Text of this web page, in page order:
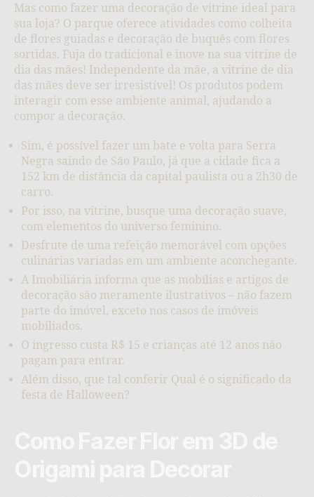
Mas como fazer uma decoração de vitrine ideal para
sua loja? O parque oferece atividades como colheita
de flores guiadas e decoração de buquês com flores
sortidas. Fuja do tradicional e inove na sua vitrine de
dia das mães! Independente da mãe, a vitrine de dia
das mães deve ser irresistível! Os produtos podem
interagir com esse ambiente animal, ajudando a
compor a decoração.
Sim, é possível fazer um bate e volta para Serra
Negra saindo de São Paulo, já que a cidade fica a
152 km de distância da capital paulista ou a 2h30 de
carro.
Por isso, na vitrine, busque uma decoração suave,
com elementos do universo feminino.
Desfrute de uma refeição memorável com opções
culinárias variadas em um ambiente aconchegante.
A Imobiliária informa que as mobílias e artigos de
decoração são meramente ilustrativos – não fazem
parte do imóvel, exceto nos casos de imóveis
mobiliados.
O ingresso custa R$ 15 e crianças até 12 anos não
pagam para entrar.
Além disso, que tal conferir Qual é o significado da
festa de Halloween?